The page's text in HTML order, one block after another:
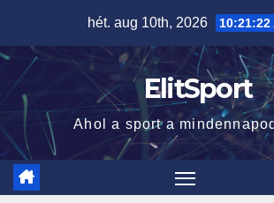
content
hét. aug 10th, 2026 10:21:23
ElitSport
Ahol a sport a